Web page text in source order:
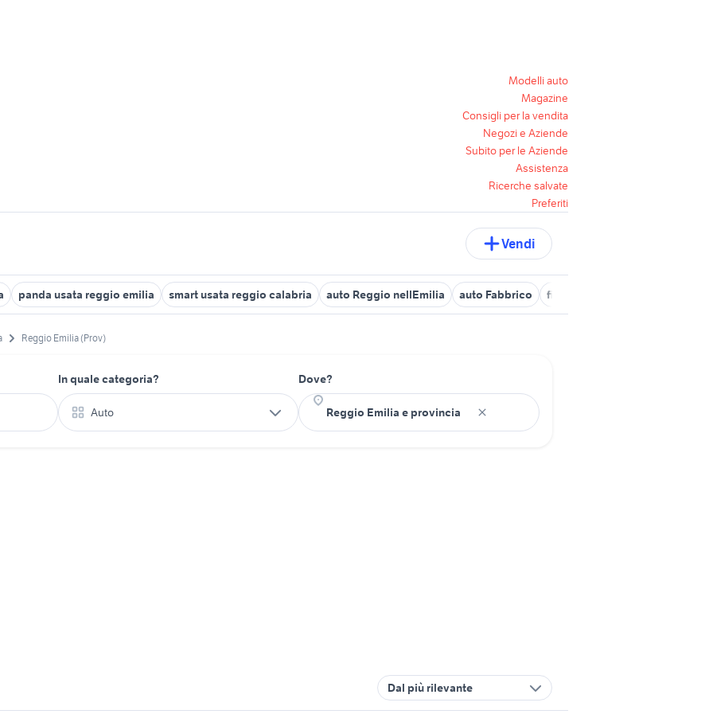
Modelli auto
Magazine
Consigli per la vendita
Negozi e Aziende
Subito per le Aziende
Assistenza
Ricerche salvate
Preferiti
Vendi
panda usata reggio emilia smart usata reggio calabria auto Reggio nellEmilia auto Fabbrico fiat reggio emilia e provincia
Reggio Emilia (Prov)
In quale categoria?
Auto
Dove?
Dal più rilevante